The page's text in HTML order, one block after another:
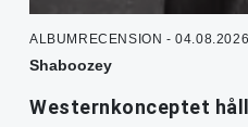
ALBUMRECENSION - 04.08.2026
Shaboozey
Westernkonceptet